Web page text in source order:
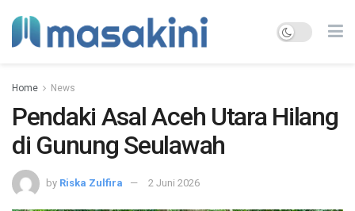
Home News
Pendaki Asal Aceh Utara Hilang
di Gunung Seulawah
by Riska Zulfira 2 Juni 2026